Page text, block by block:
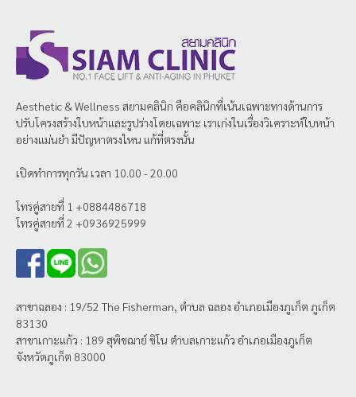
Aesthetic & Wellness สยามคลินิก คือคลินิกที่เน้นเฉพาะทางด้านการ
ปรับโครงสร้างใบหน้าและรูปร่างโดยเฉพาะ เราเก่งในเรื่องวิเคราะห์ใบหน้า
อย่างแม่นยำ มีปัญหาตรงไหน แก้ที่ตรงนั้น
เปิดทำการทุกวัน เวลา 10.00 - 20.00
โทรคู่สายที่ 1 +0884486718
โทรคู่สายที่ 2 +0936925999
สาขาฉลอง : 19/52 The Fisherman, ตำบล ฉลอง อำเภอเมืองภูเก็ต ภูเก็ต
83130
สาขาเกาะแก้ว : 189 สุพิชฌาย์ ชิโน ตำบลเกาะแก้ว อำเภอเมืองภูเก็ต
จังหวัดภูเก็ต 83000